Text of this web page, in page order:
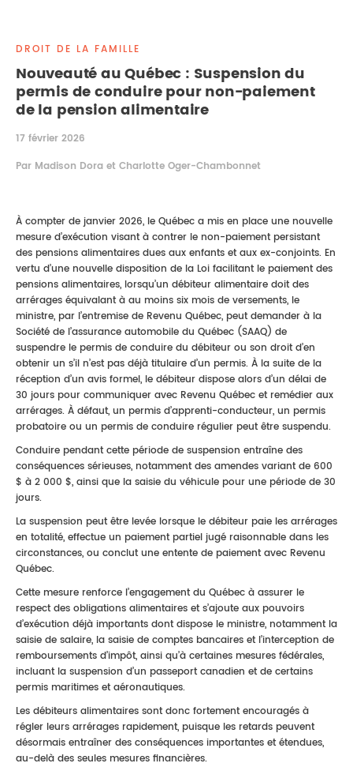
PROPRIÉTÉ INTELLECTUELLE
DROIT DE LA FAMILLE
DROIT DE LA FAMILLE
Nouveauté au Québec : Suspension du
permis de conduire pour non-paiement
de la pension alimentaire
17 février 2026
Par Madison Dora et Charlotte Oger-Chambonnet
À compter de janvier 2026, le Québec a mis en place une nouvelle
mesure d’exécution visant à contrer le non-paiement persistant
des pensions alimentaires dues aux enfants et aux ex-conjoints. En
vertu d’une nouvelle disposition de la Loi facilitant le paiement des
pensions alimentaires, lorsqu’un débiteur alimentaire doit des
arrérages équivalant à au moins six mois de versements, le
ministre, par l’entremise de Revenu Québec, peut demander à la
Société de l’assurance automobile du Québec (SAAQ) de
suspendre le permis de conduire du débiteur ou son droit d’en
obtenir un s’il n’est pas déjà titulaire d’un permis. À la suite de la
réception d’un avis formel, le débiteur dispose alors d’un délai de
30 jours pour communiquer avec Revenu Québec et remédier aux
arrérages. À défaut, un permis d’apprenti-conducteur, un permis
probatoire ou un permis de conduire régulier peut être suspendu.
Conduire pendant cette période de suspension entraîne des
conséquences sérieuses, notamment des amendes variant de 600
$ à 2 000 $, ainsi que la saisie du véhicule pour une période de 30
jours.
La suspension peut être levée lorsque le débiteur paie les arrérages
en totalité, effectue un paiement partiel jugé raisonnable dans les
circonstances, ou conclut une entente de paiement avec Revenu
Québec.
Cette mesure renforce l’engagement du Québec à assurer le
respect des obligations alimentaires et s’ajoute aux pouvoirs
d’exécution déjà importants dont dispose le ministre, notamment la
saisie de salaire, la saisie de comptes bancaires et l’interception de
remboursements d’impôt, ainsi qu’à certaines mesures fédérales,
incluant la suspension d’un passeport canadien et de certains
permis maritimes et aéronautiques.
Les débiteurs alimentaires sont donc fortement encouragés à
régler leurs arrérages rapidement, puisque les retards peuvent
désormais entraîner des conséquences importantes et étendues,
au-delà des seules mesures financières.